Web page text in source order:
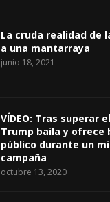
La cruda realidad de
a una mantarraya
junio 18, 2021
VÍDEO: Tras superar
Trump baila y ofrece
público durante un
campaña
octubre 13, 2020